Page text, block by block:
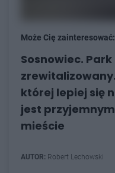
Może Cię zainteresować:
Sosnowiec.
której lepiej się
jest
mieście
AUTOR: Robert Lechowski